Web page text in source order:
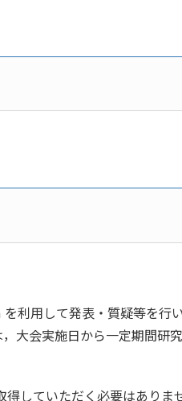
利用して発表・質疑等を行
大会実施日から一定期間研
していただく必要はありま